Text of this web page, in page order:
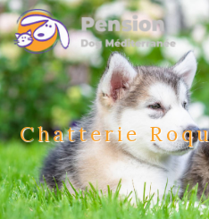
Panneau de gestion des
Chatterie